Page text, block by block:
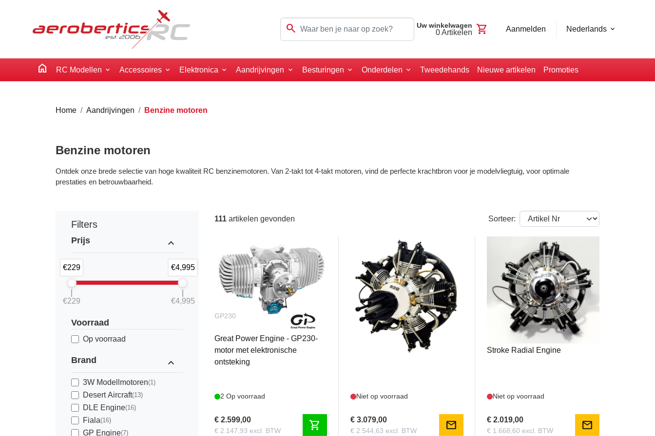
search Uw winkelwagen
0Artikelen shopping_cart Aanmelden Nederlands
home RC Modellen Accessoires Elektronica Aandrijvingen Besturingen Onderdelen Tweedehands Nieuwe artikelen Promoties
Home Aandrijvingen Benzine motoren
Benzine motoren
Ontdek onze brede selectie van hoge kwaliteit RC benzinemotoren. Van 2-takt tot 4-takt motoren, vind de perfecte krachtbron voor je modelvliegtuig, voor optimale
prestaties en betrouwbaarheid.
Filters
Prijs expand_less
€229 €4,995
€229 €4,995
Voorraad
Op voorraad
Brand expand_less
3W Modellmotoren(1)
Desert Aircraft(13)
DLE Engine(16)
Fiala(16)
GP Engine(7)
111 artikelen gevonden Sorteer:
GP230
Great Power Engine - GP230-
motor met elektronische
ontsteking
2 Op voorraad
€ 2.599,00
€ 2.147,93 excl. BTW shopping_cart
UMS210CC5C
UMS - 210CC 5 Cylinder 4-
Stroke Radial Engine
Niet op voorraad
€ 3.079,00
€ 2.544,63 excl. BTW mail
UMS75CC5C
UMS - 75CC 5 Cylinder 4-
Stroke Radial Engine
Niet op voorraad
€ 2.019,00
€ 1.668,60 excl. BTW mail